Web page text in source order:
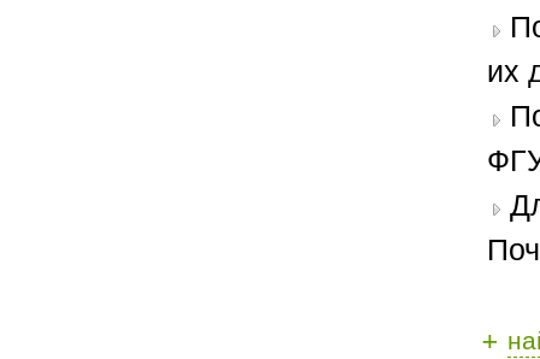
их
+